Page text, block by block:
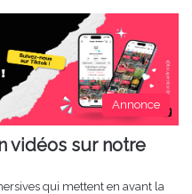
Annonce
vidéos sur notre
qui mettent en avant la